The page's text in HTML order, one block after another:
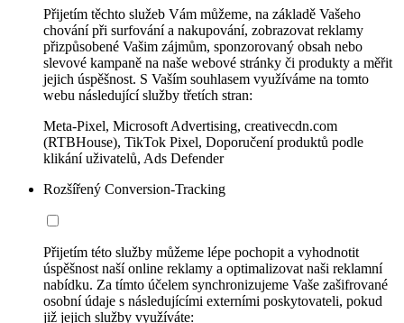
Přijetím těchto služeb Vám můžeme, na základě Vašeho
chování při surfování a nakupování, zobrazovat reklamy
přizpůsobené Vašim zájmům, sponzorovaný obsah nebo
slevové kampaně na naše webové stránky či produkty a měřit
jejich úspěšnost. S Vaším souhlasem využíváme na tomto
webu následující služby třetích stran:
Meta-Pixel, Microsoft Advertising, creativecdn.com
(RTBHouse), TikTok Pixel, Doporučení produktů podle
klikání uživatelů, Ads Defender
Rozšířený Conversion-Tracking
Přijetím této služby můžeme lépe pochopit a vyhodnotit
úspěšnost naší online reklamy a optimalizovat naši reklamní
nabídku. Za tímto účelem synchronizujeme Vaše zašifrované
osobní údaje s následujícími externími poskytovateli, pokud
již jejich služby využíváte: